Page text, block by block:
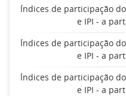
Índices de participação
e IPI - a
Índices de participação
e IPI - a
Índices de participação
e IPI - a